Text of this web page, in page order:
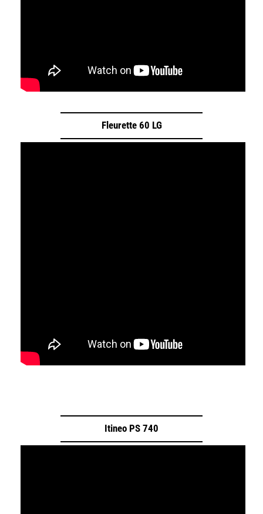
Fleurette 60 LG
Itineo PS 740